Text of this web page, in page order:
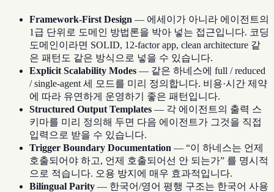
Framework-First Design — 에세이가 아니라 에이전트의
1급 단위로 도메인 방법론을 박아 넣는 접근입니다. 코딩
도메인이라면 SOLID, 12-factor app, clean architecture 같
은 패턴도 같은 방식으로 넣을 수 있습니다.
Explicit Scalability Modes — 같은 하네스에 full / reduced
/ single-agent 세 모드를 미리 정의합니다. 비용·시간 제약
에 따라 유연하게 운영하기 좋은 패턴입니다.
Structured Output Templates — 각 에이전트의 출력 스
키마를 미리 정의해 두면 다음 에이전트가 그것을 직접
입력으로 받을 수 있습니다.
Trigger Boundary Documentation — “이 하네스는 언제
호출되어야 하고, 언제 호출되어선 안 되는가” 를 명시적
으로 적습니다. 오용 방지에 매우 효과적입니다.
Bilingual Parity — 한국어/영어 평행 구조는 한국어 사용